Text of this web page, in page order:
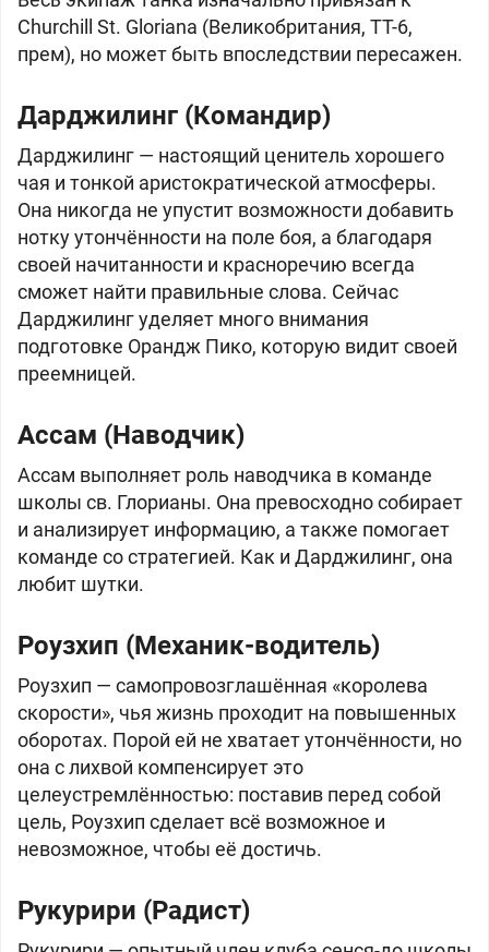
Churchill St. Gloriana (Великобритания, ТТ-6,
прем), но может быть впоследствии пересажен.
Дарджилинг (Командир)
Дарджилинг — настоящий ценитель хорошего
чая и тонкой аристократической атмосферы.
Она никогда не упустит возможности добавить
нотку утончённости на поле боя, а благодаря
своей начитанности и красноречию всегда
сможет найти правильные слова. Сейчас
Дарджилинг уделяет много внимания
подготовке Орандж Пико, которую видит своей
преемницей.
Ассам (Наводчик)
Ассам выполняет роль наводчика в команде
школы св. Глорианы. Она превосходно собирает
и анализирует информацию, а также помогает
команде со стратегией. Как и Дарджилинг, она
любит шутки.
Роузхип (Механик-водитель)
Роузхип — самопровозглашённая «королева
скорости», чья жизнь проходит на повышенных
оборотах. Порой ей не хватает утончённости, но
она с лихвой компенсирует это
целеустремлённостью: поставив перед собой
цель, Роузхип сделает всё возможное и
невозможное, чтобы её достичь.
Рукурири (Радист)